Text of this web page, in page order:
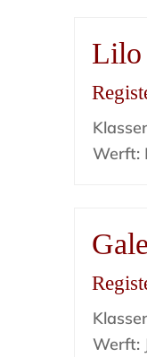
Lilo
Werft:
Werft: